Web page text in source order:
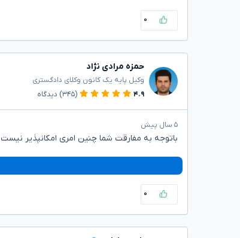
۰
حمزه مرادی نژاد
وکیل پایه یک کانون وکلای دادگستری
۴.۹
(۳۴۵) دیدگاه
۵ سال پیش
باتوجه به مفارقت شما چنین امری امکانپذیر نیست
۰